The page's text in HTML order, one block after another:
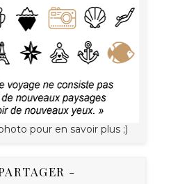
pour en savoir plus ;)
-